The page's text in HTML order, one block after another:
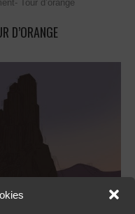
Tour d’orange
D’ORANGE